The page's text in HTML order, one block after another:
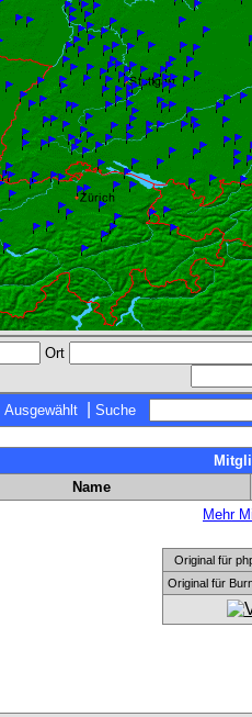
Ort
Ausgewählt Suche
Name
Mehr
Original für
Original für